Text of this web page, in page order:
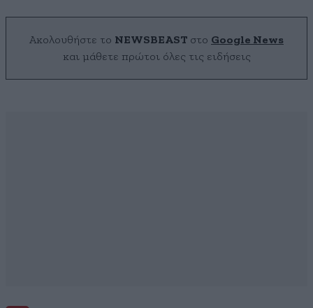
Ακολουθήστε το NEWSBEAST στο Google News
και μάθετε πρώτοι όλες τις ειδήσεις